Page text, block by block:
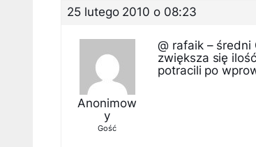
25 lutego 2010 o 08:23
Anonimow
y
Gość
@ rafaik –
zwiększa się
potracili po